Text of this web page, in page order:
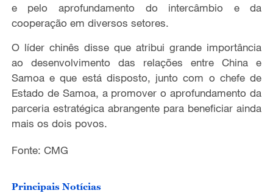
epelo aprofundamento do intercâmbio eda
cooperação em diversos setores.
O líder chinês disse que atribuigrande importância
ao desenvolvimento das relações entre China e
Samoa eque está disposto, junto com o chefe de
Estado deSamoa, a promover o aprofundamentoda
parceria estratégica abrangente para beneficiarainda
mais os dois povos.
Fonte: CMG
Principais Notícias